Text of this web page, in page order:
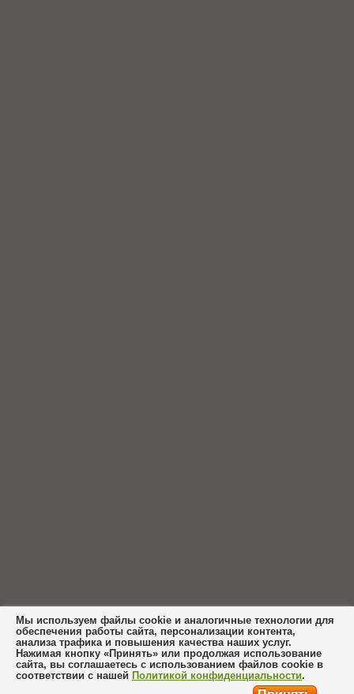
Мы используем файлы cookie и аналогичные технологии для
обеспечения работы сайта, персонализации контента,
анализа трафика и повышения качества наших услуг.
Нажимая кнопку «Принять» или продолжая использование
сайта, вы соглашаетесь с использованием файлов cookie в
соответствии с нашей Политикой конфиденциальности.